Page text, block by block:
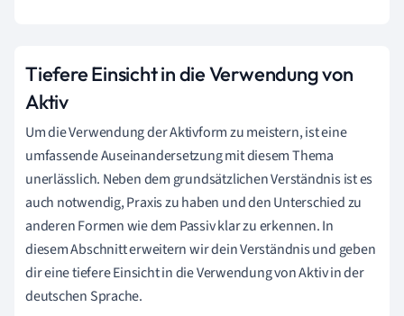
Tiefere Einsicht in die Verwendung von
Aktiv
Um die Verwendung der Aktivform zu meistern, ist eine
umfassende Auseinandersetzung mit diesem Thema
unerlässlich. Neben dem grundsätzlichen Verständnis ist es
auch notwendig, Praxis zu haben und den Unterschied zu
anderen Formen wie dem Passiv klar zu erkennen. In
diesem Abschnitt erweitern wir dein Verständnis und geben
dir eine tiefere Einsicht in die Verwendung von Aktiv in der
deutschen Sprache.